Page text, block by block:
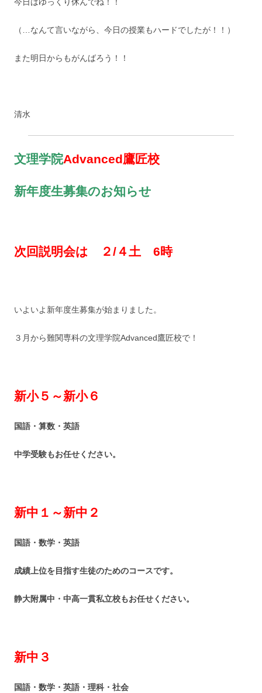
（…なんて言いながら、今日の授業もハードでしたが！！）
また明日からもがんばろう！！
清水
文理学院Advanced鷹匠校
新年度生募集のお知らせ
次回説明会は ２/４土 6時
いよいよ新年度生募集が始まりました。
３月から難関専科の文理学院Advanced鷹匠校で！
新小５～新小６
国語・算数・英語
中学受験もお任せください。
新中１～新中２
国語・数学・英語
成績上位を目指す生徒のためのコースです。
静大附属中・中高一貫私立校もお任せください。
新中３
国語・数学・英語・理科・社会